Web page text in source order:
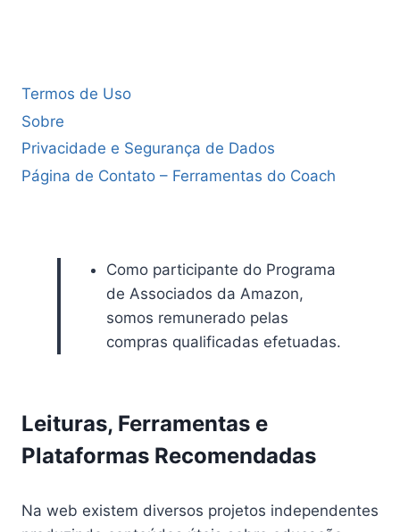
Termos de Uso
Sobre
Privacidade e Segurança de Dados
Página de Contato – Ferramentas do Coach
Como participante do Programa
de Associados da Amazon,
somos remunerado pelas
compras qualificadas efetuadas.
Leituras, Ferramentas e
Plataformas Recomendadas
Na web existem diversos projetos independentes